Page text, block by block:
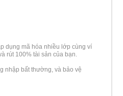
dụng mã hóa nhiều lớp cùng ví
rút 100% tài sản của bạn.
nhập bất thường, và bảo vệ